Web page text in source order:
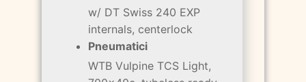
w/ DT Swiss 240 EXP
internals, centerlock
Pneumatici
WTB Vulpine TCS Light,